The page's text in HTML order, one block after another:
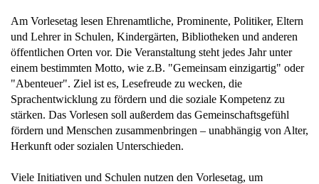
Am Vorlesetag lesen Ehrenamtliche, Prominente, Politiker, Eltern
und Lehrer in Schulen, Kindergärten, Bibliotheken und anderen
öffentlichen Orten vor. Die Veranstaltung steht jedes Jahr unter
einem bestimmten Motto, wie z.B. "Gemeinsam einzigartig" oder
"Abenteuer". Ziel ist es, Lesefreude zu wecken, die
Sprachentwicklung zu fördern und die soziale Kompetenz zu
stärken. Das Vorlesen soll außerdem das Gemeinschaftsgefühl
fördern und Menschen zusammenbringen – unabhängig von Alter,
Herkunft oder sozialen Unterschieden.
Viele Initiativen und Schulen nutzen den Vorlesetag, um